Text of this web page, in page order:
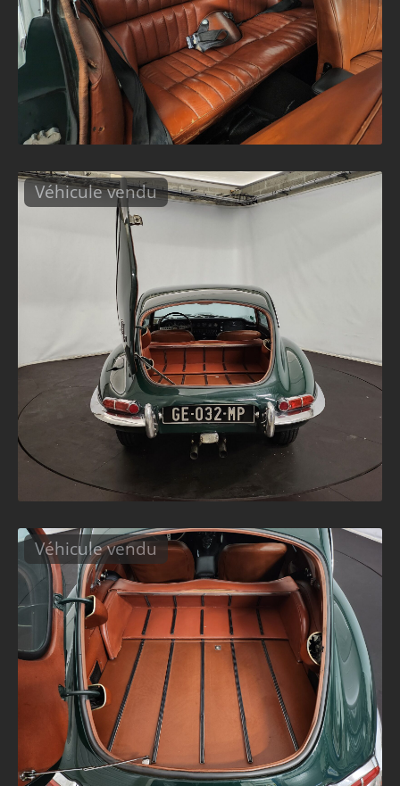
Véhicule vendu
Véhicule vendu